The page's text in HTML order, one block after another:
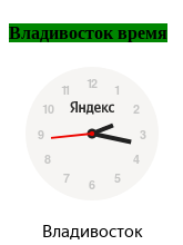
Владивосток время